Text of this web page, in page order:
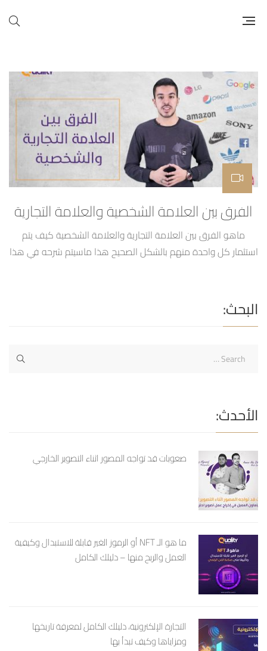
الفرق بين العلامة الشخصية والعلامة التجارية
ماهو الفرق بين العلامة التجارية والعلامة الشخصية كيف يتم
استثمار كل واحدة منهم بالشكل الصحيح هذا ماسيتم شرحه في هذا
البحث:
الأحدث:
صعوبات قد تواجه المصور اثناء التصوير الخارجي
ما هو الـ NFT أو الرموز الغير قابلة للاستبدال وكيفية
العمل والربح منها – دليلك الكامل
التجارة الإلكترونية، دليلك الكامل لمعرفة تاريخها
ومزاياها وكيف تبدأ بها